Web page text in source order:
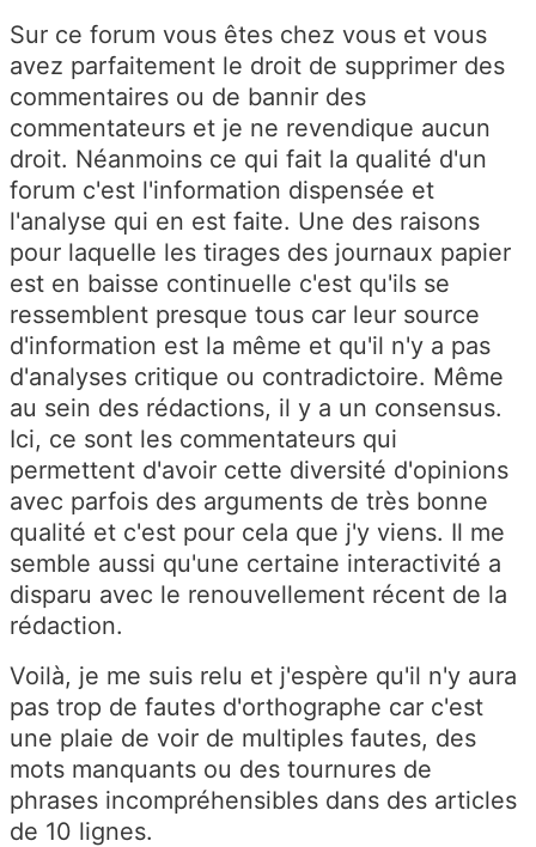
Sur ce forum vous êtes chez vous et vous
avez parfaitement le droit de supprimer des
commentaires ou de bannir des
commentateurs et je ne revendique aucun
droit. Néanmoins ce qui fait la qualité d'un
forum c'est l'information dispensée et
l'analyse qui en est faite. Une des raisons
pour laquelle les tirages des journaux papier
est en baisse continuelle c'est qu'ils se
ressemblent presque tous car leur source
d'information est la même et qu'il n'y a pas
d'analyses critique ou contradictoire. Même
au sein des rédactions, il y a un consensus.
Ici, ce sont les commentateurs qui
permettent d'avoir cette diversité d'opinions
avec parfois des arguments de très bonne
qualité et c'est pour cela que j'y viens. Il me
semble aussi qu'une certaine interactivité a
disparu avec le renouvellement récent de la
rédaction.
Voilà, je me suis relu et j'espère qu'il n'y aura
pas trop de fautes d'orthographe car c'est
une plaie de voir de multiples fautes, des
mots manquants ou des tournures de
phrases incompréhensibles dans des articles
de 10 lignes.